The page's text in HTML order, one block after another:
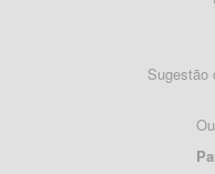
Sugestão